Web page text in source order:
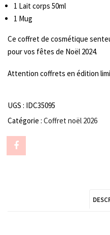
1 Lait corps 50ml
1 Mug
Ce coffret de cosmétique
pour vos fêtes de Noël 2024.
Attention coffrets en édition
UGS : IDC35095
Catégorie : Coffret noël 2026
Share